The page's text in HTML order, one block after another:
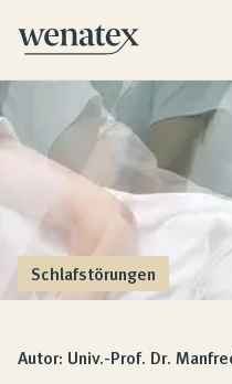
Wenatex
Produktberatung zu
Produkte
Qualität und
Schlafstörungen
Autor: Univ.-Prof. Dr.